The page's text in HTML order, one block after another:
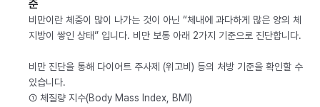
준
비만이란 체중이 많이 나가는 것이 아닌 “체내에 과다하게 많은 양의 체
지방이 쌓인 상태” 입니다. 비만 보통 아래 2가지 기준으로 진단합니다.
비만 진단을 통해 다이어트 주사제 (위고비) 등의 처방 기준을 확인할 수
있습니다.
① 체질량 지수(Body Mass Index, BMI)